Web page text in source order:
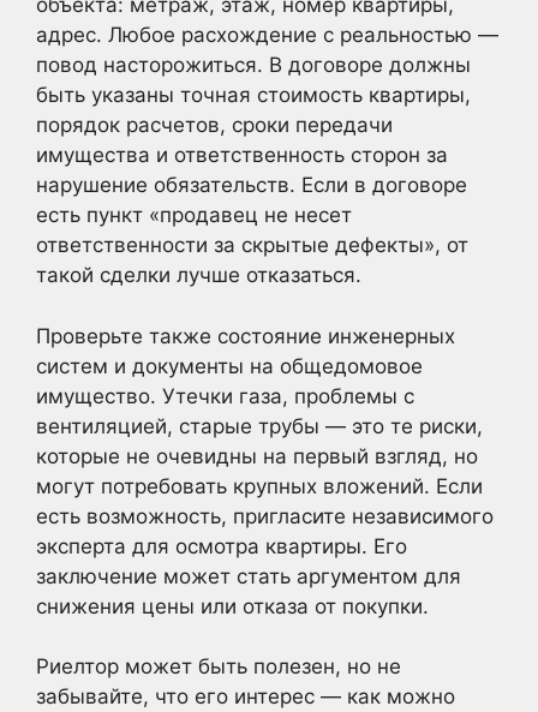
объекта: метраж, этаж, номер квартиры,
адрес. Любое расхождение с реальностью —
повод насторожиться. В договоре должны
быть указаны точная стоимость квартиры,
порядок расчетов, сроки передачи
имущества и ответственность сторон за
нарушение обязательств. Если в договоре
есть пункт «продавец не несет
ответственности за скрытые дефекты», от
такой сделки лучше отказаться.
Проверьте также состояние инженерных
систем и документы на общедомовое
имущество. Утечки газа, проблемы с
вентиляцией, старые трубы — это те риски,
которые не очевидны на первый взгляд, но
могут потребовать крупных вложений. Если
есть возможность, пригласите независимого
эксперта для осмотра квартиры. Его
заключение может стать аргументом для
снижения цены или отказа от покупки.
Риелтор может быть полезен, но не
забывайте, что его интерес — как можно